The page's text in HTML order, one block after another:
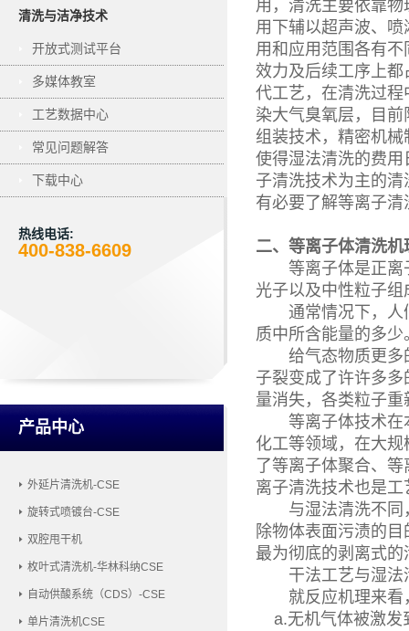
清洗与洁净技术
开放式测试平台
多媒体教室
工艺数据中心
常见问题解答
下载中心
热线电话:
400-838-6609
产品中心
外延片清洗机-CSE
旋转式喷镀台-CSE
双腔甩干机
枚叶式清洗机-华林科纳CSE
自动供酸系统（CDS）-CSE
单片清洗机CSE
用，清洗主要依靠
用下辅以超声波、
用和应用范围各有
效力及后续工序上
代工艺，在清洗过
染大气臭氧层，目
组装技术，精密机
使得湿法清洗的费
子清洗技术为主的
有必要了解等离子
二、等离子体清洗机
等离子体是正离子
光子以及中性粒子
通常情况下，人们
质中所含能量的多
给气态物质更多的
子裂变成了许许多
量消失，各类粒子
等离子体技术在本
化工等领域，在大
了等离子体聚合、
离子清洗技术也是
与湿法清洗不同，
除物体表面污渍的
最为彻底的剥离式的
干法工艺与湿法
就反应机理来看
a.无机气体被激发